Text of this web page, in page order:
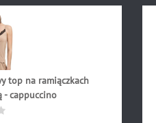
top na ramiączkach
- cappuccino